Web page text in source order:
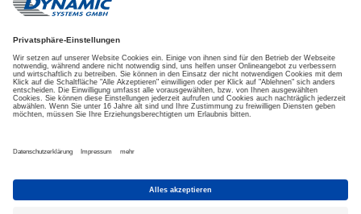
Applikatoren
Etiketten Software
ETIKETTENFINDER
DATENSCHUTZ IMPRESSUM
© 2026 DYNAMIC SYSTEMS GMBH